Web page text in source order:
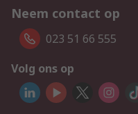
Neem contact op
023 51 66 555
Volg ons op